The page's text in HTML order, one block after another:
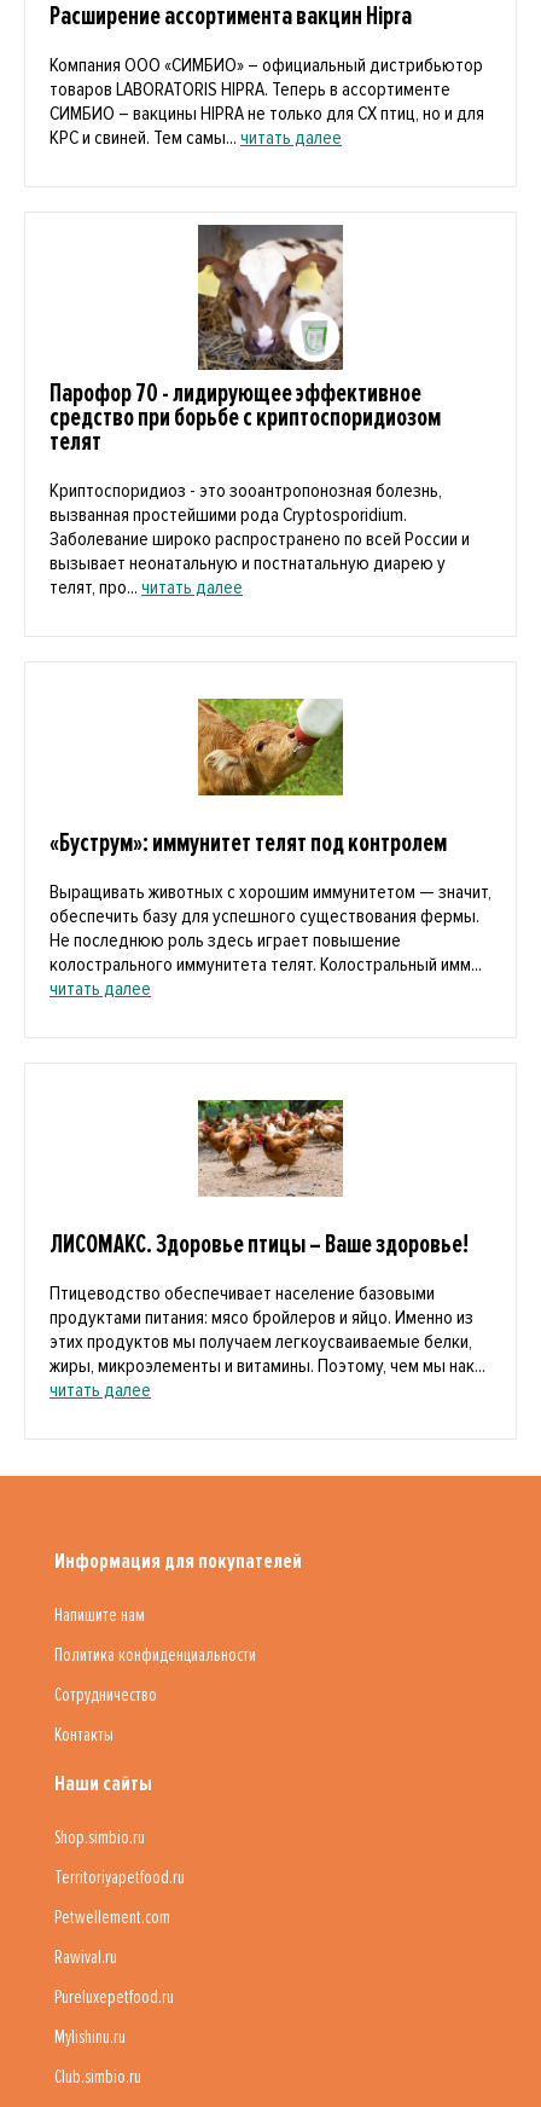
Расширение ассортимента вакцин Hipra
Компания ООО «СИМБИО» – официальный дистрибьютор
товаров LABORATORIS HIPRA. Теперь в ассортименте
СИМБИО – вакцины HIPRA не только для СХ птиц, но и для
КРС и свиней. Тем самы... читать далее
Парофор 70 - лидирующее эффективное
средство при борьбе с криптоспоридиозом
телят
Криптоспоридиоз - это зооантропонозная болезнь,
вызванная простейшими рода Cryptosporidium.
Заболевание широко распространено по всей России и
вызывает неонатальную и постнатальную диарею у
телят, про... читать далее
«Буструм»: иммунитет телят под контролем
Выращивать животных с хорошим иммунитетом — значит,
обеспечить базу для успешного существования фермы.
Не последнюю роль здесь играет повышение
колострального иммунитета телят. Колостральный имм...
читать далее
ЛИСОМАКС. Здоровье птицы – Ваше здоровье!
Птицеводство обеспечивает население базовыми
продуктами питания: мясо бройлеров и яйцо. Именно из
этих продуктов мы получаем легкоусваиваемые белки,
жиры, микроэлементы и витамины. Поэтому, чем мы нак...
читать далее
Информация для покупателей
Напишите нам
Политика конфиденциальности
Сотрудничество
Контакты
Наши сайты
Shop.simbio.ru
Territoriyapetfood.ru
Petwellement.com
Rawival.ru
Pureluxepetfood.ru
Mylishinu.ru
Club.simbio.ru